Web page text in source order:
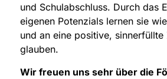
und Schulabschluss. Durch das
eigenen Potenzials lernen sie
und an eine positive, sinnerfüllte
glauben.
Wir freuen uns sehr über die